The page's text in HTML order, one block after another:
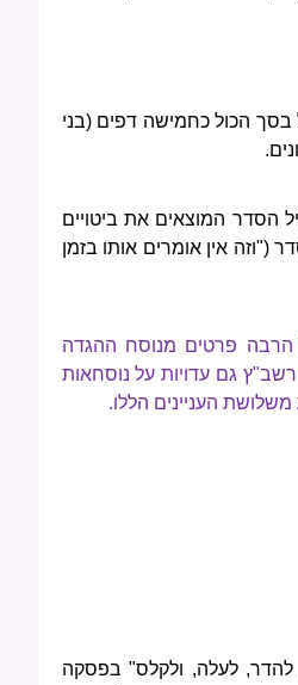
בסך הכול כחמישה דפים (בני
הסדר המוצאים את ביטויים
("וזה אין אומרים אותו בזמן
הרבה פרטים מנוסח ההגדה
גם עדויות על נוסחאות
העניינים הללו.
לעלה, ולקלס" בפסקה